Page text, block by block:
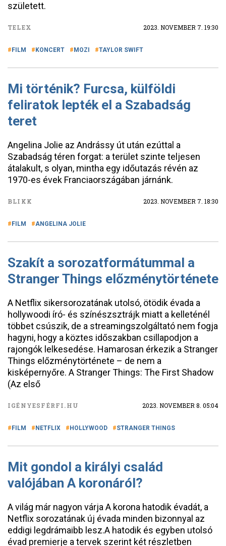
született.
TELEX 2023. NOVEMBER 7. 19:30
FILM KONCERT MOZI TAYLOR SWIFT
Mi történik? Furcsa, külföldi
feliratok lepték el a Szabadság
teret
Angelina Jolie az Andrássy út után ezúttal a
Szabadság téren forgat: a terület szinte teljesen
átalakult, s olyan, mintha egy időutazás révén az
1970-es évek Franciaországában járnánk.
BLIKK 2023. NOVEMBER 7. 18:30
FILM ANGELINA JOLIE
Szakít a sorozatformátummal a
Stranger Things előzménytörténete
A Netflix sikersorozatának utolsó, ötödik évada a
hollywoodi író- és színészsztrájk miatt a kelleténél
többet csúszik, de a streamingszolgáltató nem fogja
hagyni, hogy a köztes időszakban csillapodjon a
rajongók lelkesedése. Hamarosan érkezik a Stranger
Things előzménytörténete – de nem a
kisképernyőre. A Stranger Things: The First Shadow
(Az első
IGÉNYESFÉRFI.HU 2023. NOVEMBER 8. 05:04
FILM NETFLIX HOLLYWOOD STRANGER THINGS
Mit gondol a királyi család
valójában A koronáról?
A világ már nagyon várja A korona hatodik évadát, a
Netflix sorozatának új évada minden bizonnyal az
eddigi legdrámaibb lesz.A hatodik és egyben utolsó
évad premierje a tervek szerint két részletben